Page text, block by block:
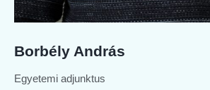
Borbély András
Egyetemi adjunktus